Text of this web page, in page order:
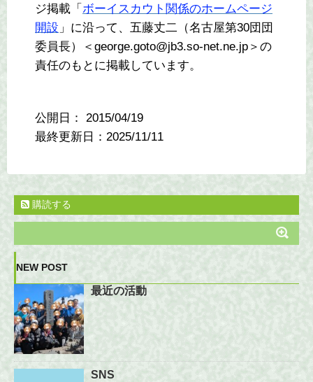
ジ掲載「 ボーイスカウト関係のホームページ
開設 」に沿って、五藤丈二（名古屋第30団団
委員長）＜george.goto@jb3.so-net.ne.jp＞の
責任のもとに掲載しています。
公開日： 2015/04/19
最終更新日：2025/11/11
購読する
NEW POST
最近の活動
SNS